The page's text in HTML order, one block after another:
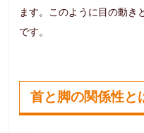
ます。このように目の動き
です。
首と脚の関係性と